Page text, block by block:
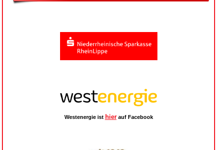
Westenergie ist hierauf Facebook